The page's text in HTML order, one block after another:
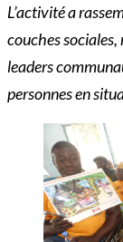
L’activité a
couches
leaders
personnes en